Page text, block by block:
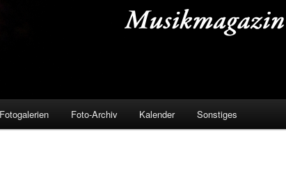
Fotogalerien Foto-Archiv Kalender Sonstiges